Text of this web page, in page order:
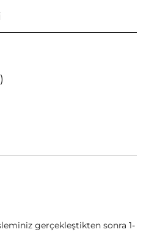
gerçekleştikten sonra 1-